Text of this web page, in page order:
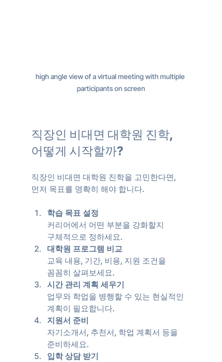
high angle view of a virtual meeting with multiple
participants on screen
직장인 비대면 대학원 진학,
어떻게 시작할까?
직장인 비대면 대학원 진학을 고민한다면,
먼저 목표를 명확히 해야 합니다.
학습 목표 설정
커리어에서 어떤 부분을 강화할지
구체적으로 정하세요.
대학원 프로그램 비교
교육 내용, 기간, 비용, 지원 조건을
꼼꼼히 살펴보세요.
시간 관리 계획 세우기
업무와 학업을 병행할 수 있는 현실적인
계획이 필요합니다.
지원서 준비
자기소개서, 추천서, 학업 계획서 등을
준비하세요.
입학 상담 받기